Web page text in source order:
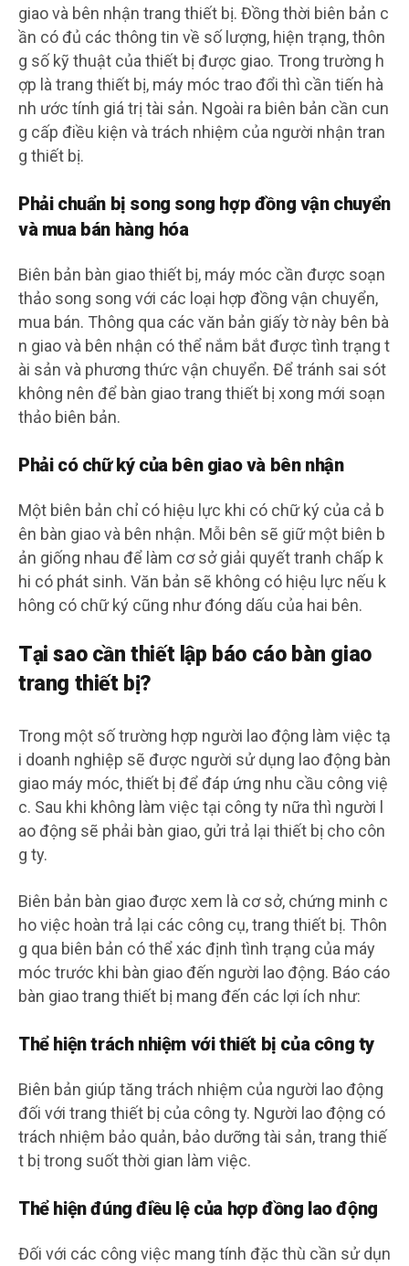
giao và bên nhận trang thiết bị. Đồng thời biên bản c
ần có đủ các thông tin về số lượng, hiện trạng, thôn
g số kỹ thuật của thiết bị được giao. Trong trường h
ợp là trang thiết bị, máy móc trao đổi thì cần tiến hà
nh ước tính giá trị tài sản. Ngoài ra biên bản cần cun
g cấp điều kiện và trách nhiệm của người nhận tran
g thiết bị.
Phải chuẩn bị song song hợp đồng vận chuyển
và mua bán hàng hóa
Biên bản bàn giao thiết bị, máy móc cần được soạn
thảo song song với các loại hợp đồng vận chuyển,
mua bán. Thông qua các văn bản giấy tờ này bên bà
n giao và bên nhận có thể nắm bắt được tình trạng t
ài sản và phương thức vận chuyển. Để tránh sai sót
không nên để bàn giao trang thiết bị xong mới soạn
thảo biên bản.
Phải có chữ ký của bên giao và bên nhận
Một biên bản chỉ có hiệu lực khi có chữ ký của cả b
ên bàn giao và bên nhận. Mỗi bên sẽ giữ một biên b
ản giống nhau để làm cơ sở giải quyết tranh chấp k
hi có phát sinh. Văn bản sẽ không có hiệu lực nếu k
hông có chữ ký cũng như đóng dấu của hai bên.
Tại sao cần thiết lập báo cáo bàn giao
trang thiết bị?
Trong một số trường hợp người lao động làm việc tạ
i doanh nghiệp sẽ được người sử dụng lao động bàn
giao máy móc, thiết bị để đáp ứng nhu cầu công việ
c. Sau khi không làm việc tại công ty nữa thì người l
ao động sẽ phải bàn giao, gửi trả lại thiết bị cho côn
g ty.
Biên bản bàn giao được xem là cơ sở, chứng minh c
ho việc hoàn trả lại các công cụ, trang thiết bị. Thôn
g qua biên bản có thể xác định tình trạng của máy
móc trước khi bàn giao đến người lao động. Báo cáo
bàn giao trang thiết bị mang đến các lợi ích như:
Thể hiện trách nhiệm với thiết bị của công ty
Biên bản giúp tăng trách nhiệm của người lao động
đối với trang thiết bị của công ty. Người lao động có
trách nhiệm bảo quản, bảo dưỡng tài sản, trang thiế
t bị trong suốt thời gian làm việc.
Thể hiện đúng điều lệ của hợp đồng lao động
Đối với các công việc mang tính đặc thù cần sử dụn